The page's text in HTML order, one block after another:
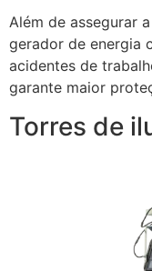
Além de assegurar
gerador de energia
acidentes de
garante maior
Torres de